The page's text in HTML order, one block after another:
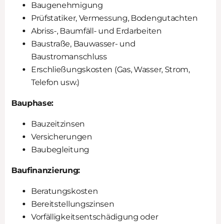
Baugenehmigung
Prüfstatiker, Vermessung, Bodengutachten
Abriss-, Baumfäll- und Erdarbeiten
Baustraße, Bauwasser- und
Baustromanschluss
Erschließungskosten (Gas, Wasser, Strom,
Telefon usw.)
Bauphase:
Bauzeitzinsen
Versicherungen
Baubegleitung
Baufinanzierung:
Beratungskosten
Bereitstellungszinsen
Vorfälligkeitsentschädigung oder